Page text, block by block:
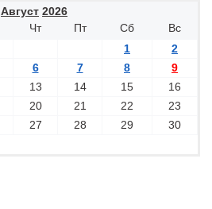
Август 2026
Чт Пт Сб
Вс
1
2
6 7 8
9
13 14 15
16
20 21 22
23
27 28 29
30